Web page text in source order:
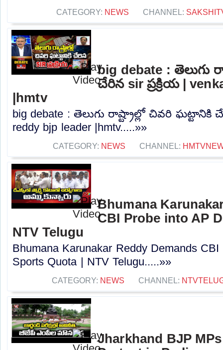
CATEGORY: NEWS CHANNEL:
big debate : తెలుగు
చేరిన sir ప్రక్రియ |
|hmtv
big debate : తెలుగు రాష్ట్రాల్లో చివరి ఘట్టానికి
reddy bjp leader |hmtv.....»»
CATEGORY: NEWS CHANNEL:
Bhumana
CBI Probe into AP
NTV Telugu
Bhumana Karunakar Reddy Demands
Sports Quota | NTV Telugu.....»»
CATEGORY: NEWS CHANNEL:
Jharkhand BJP